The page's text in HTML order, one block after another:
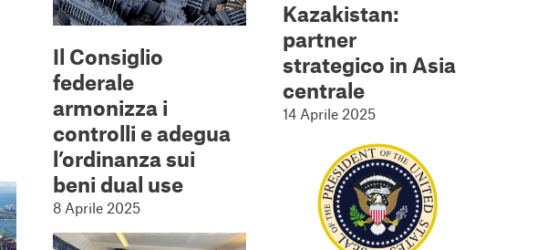
Kazakistan:
partner
strategico in Asia
centrale
14 Aprile 2025
Il Consiglio
federale
armonizza i
controlli e adegua
l’ordinanza sui
beni dual use
8 Aprile 2025